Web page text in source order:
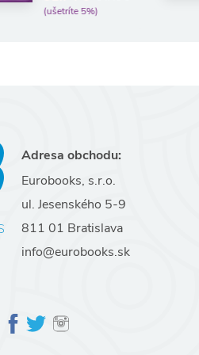
Adresa obchodu:
Eurobooks, s.r.o.
ul. Jesenského 5-9
811 01 Bratislava
info@eurobooks.sk